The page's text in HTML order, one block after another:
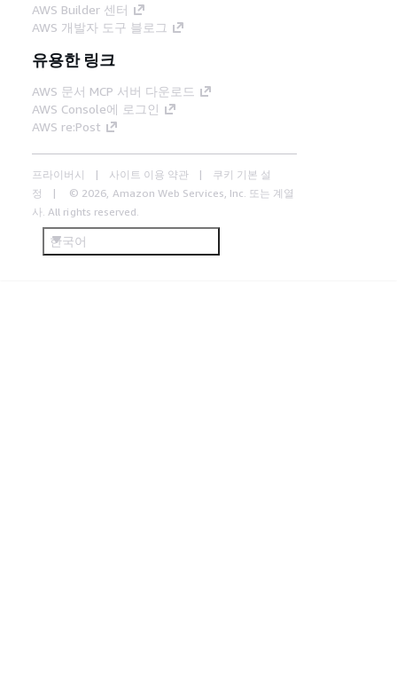
AWS Builder 센터
AWS 개발자 도구 블로그
유용한 링크
AWS 문서 MCP 서버 다운로드
AWS Console에 로그인
AWS re:Post
프라이버시 사이트 이용 약관
쿠키 기본 설
정
© 2026, Amazon Web Services, Inc. 또는 계열
사. All rights reserved.
한국어